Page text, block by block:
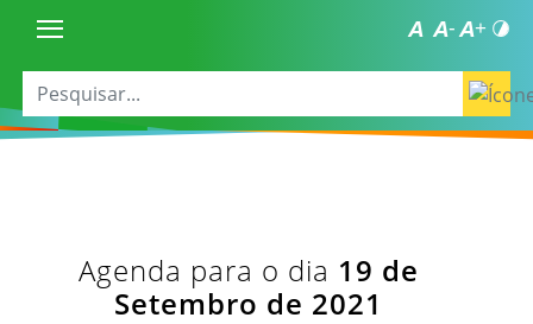
Agenda para o dia 19 de
Setembro de 2021